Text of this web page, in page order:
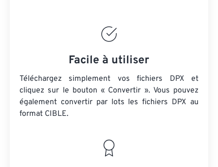
Facile à utiliser
Téléchargez simplement vos fichiers DPX et
cliquez sur le bouton « Convertir ». Vous pouvez
également convertir par lots les fichiers DPX au
format CIBLE.